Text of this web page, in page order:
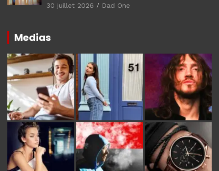
30 juillet 2026 Dad One
Medias